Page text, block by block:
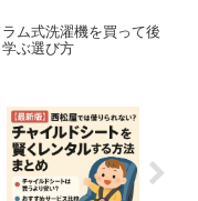
ム式洗濯機を買って後
ぶ選び方